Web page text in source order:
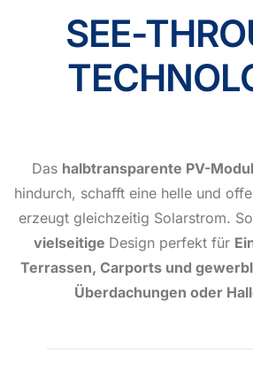
SEE-
Das halbtransparente PV-Modul
hindurch, schafft eine helle und
erzeugt gleichzeitig Solarstrom.
vielseitige Design perfekt für
Terrassen, Carports und
Überdachungen oder